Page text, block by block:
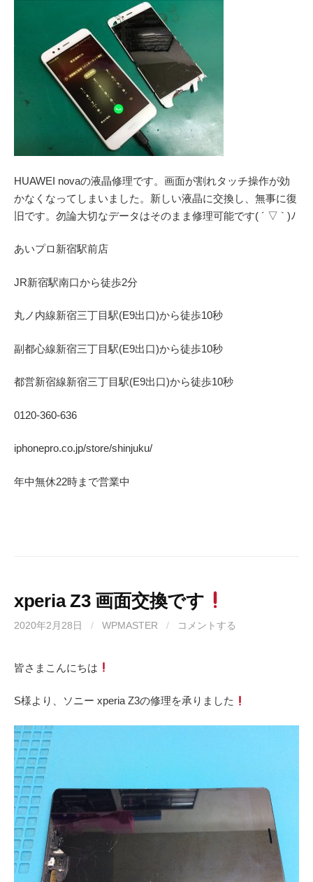
HUAWEI novaの液晶修理です。画面が割れタッチ操作が効
かなくなってしまいました。新しい液晶に交換し、無事に復
旧です。勿論大切なデータはそのまま修理可能です( ´ ▽ ` )ﾉ
あいプロ新宿駅前店
JR新宿駅南口から徒歩2分
丸ノ内線新宿三丁目駅(E9出口)から徒歩10秒
副都心線新宿三丁目駅(E9出口)から徒歩10秒
都営新宿線新宿三丁目駅(E9出口)から徒歩10秒
0120-360-636
iphonepro.co.jp/store/shinjuku/
年中無休22時まで営業中
xperia Z3 画面交換です
2020年2月28日 / WPMASTER / コメントする
皆さまこんにちは
S様より、ソニー xperia Z3の修理を承りました